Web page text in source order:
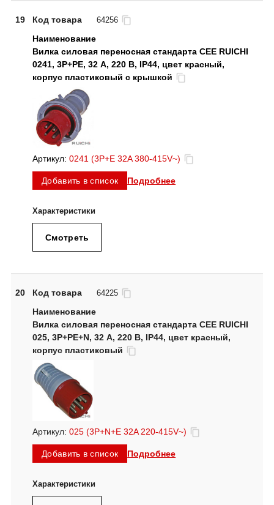
19 Код товара 64256
Вилка силовая переносная стандарта CEE RUICHI
0241, 3Р+PЕ, 32 А, 220 В, IP44, цвет красный,
корпус пластиковый с крышкой
Артикул: 0241 (3P+E 32A 380-415V~)
Добавить в список Подробнее
Смотреть
20 Код товара 64225
Вилка силовая переносная стандарта CEE RUICHI
025, 3Р+PЕ+N, 32 А, 220 В, IP44, цвет красный,
корпус пластиковый
Артикул: 025 (3P+N+E 32A 220-415V~)
Добавить в список Подробнее